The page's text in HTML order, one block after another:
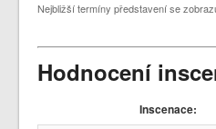
Nejbližší termíny představení se
Hodnocení
Inscenace: